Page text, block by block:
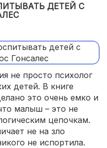
ДЕТЕЙ С
не просто психолог
детей. В книге
это очень емко и
малыш – это не
цепочкам.
не на зло
не испортила.